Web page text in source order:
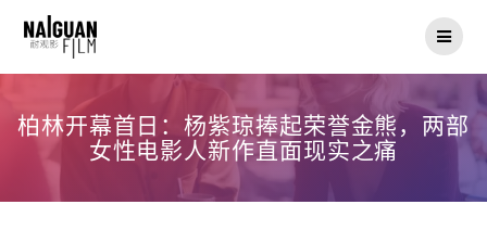
柏林开幕首日：杨紫琼捧起荣誉金熊，两部
女性电影人新作直面现实之痛